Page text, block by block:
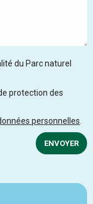
du Parc naturel
protection des
personnelles
ENVOYER